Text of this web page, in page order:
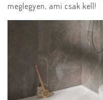
meglegyen, ami csak kell!